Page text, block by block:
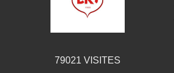
79021 VISITES